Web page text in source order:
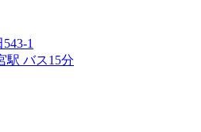
1
駅 バス15分